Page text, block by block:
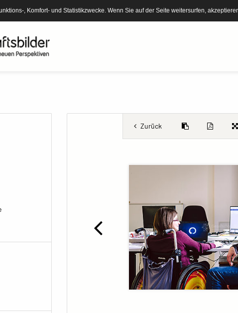
, Komfort- und Statistikzwecke. Wenn Sie auf der Seite weitersurfen,
Zurück